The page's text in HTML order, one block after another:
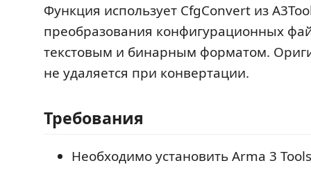
Функция использует CfgConvert из
преобразования конфигурационных
текстовым и бинарным форматом.
не удаляется при конвертации.
Требования
Необходимо установить Arma 3 Tools